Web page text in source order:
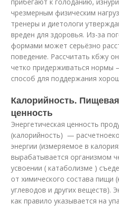
чрезмерным физическим
тренеры и диетологи
вреден для здоровья. Из-за
формами может серьёзно
поведение. Рассчитать кбжу
четко придерживаться нормы
способ для поддержания
Калорийность.
ценность
Энергетическая ценность
(калорийность) — расчетное
энергии (измеряемое в
вырабатывается организмом
усвоении ( катаболизме )
от химического состава пищи
углеводов и других веществ).
как правило указывается на